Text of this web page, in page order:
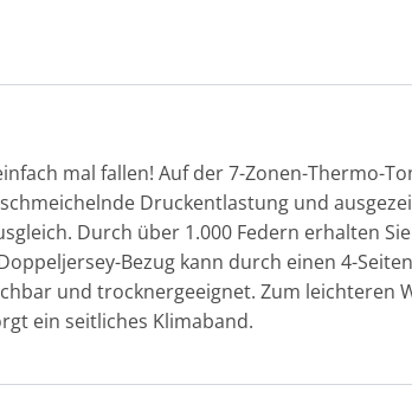
mal fallen! Auf der 7-Zonen-Thermo-
Druckentlastung und
Durch über 1.000 Federn erhalten
Bezug kann durch einen 4-
und trocknergeeignet. Zum leichteren
ein seitliches Klimaband.